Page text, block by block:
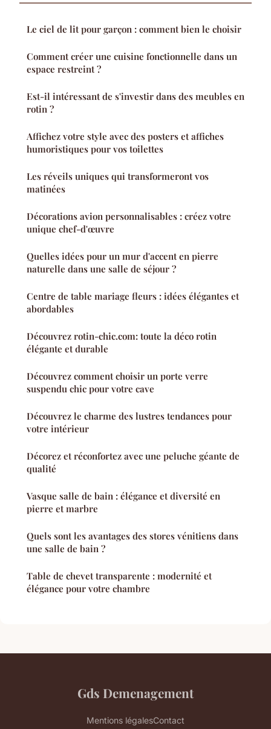
Le ciel de lit pour garçon : comment bien le choisir
Comment créer une cuisine fonctionnelle dans un
espace restreint ?
Est-il intéressant de s'investir dans des meubles en
rotin ?
Affichez votre style avec des posters et affiches
humoristiques pour vos toilettes
Les réveils uniques qui transformeront vos
matinées
Décorations avion personnalisables : créez votre
unique chef-d'œuvre
Quelles idées pour un mur d'accent en pierre
naturelle dans une salle de séjour ?
Centre de table mariage fleurs : idées élégantes et
abordables
Découvrez rotin-chic.com: toute la déco rotin
élégante et durable
Découvrez comment choisir un porte verre
suspendu chic pour votre cave
Découvrez le charme des lustres tendances pour
votre intérieur
Décorez et réconfortez avec une peluche géante de
qualité
Vasque salle de bain : élégance et diversité en
pierre et marbre
Quels sont les avantages des stores vénitiens dans
une salle de bain ?
Table de chevet transparente : modernité et
élégance pour votre chambre
Gds Demenagement
Mentions légalesContact